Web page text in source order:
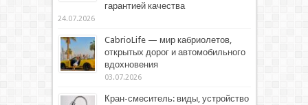
гарантией качества
24.07.2026
CabrioLife — мир кабриолетов,
открытых дорог и автомобильного
вдохновения
03.07.2026
Кран-смеситель: виды, устройство